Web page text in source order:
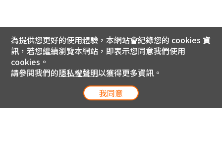
為提供您更好的使用體驗，本網站會紀錄您的 cookies 資
訊，若您繼續瀏覽本網站，即表示您同意我們使用
cookies。
請參閱我們的隱私權聲明以獲得更多資訊。
我同意